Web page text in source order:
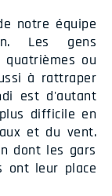
notre équipe
Les gens
ou
à rattraper
est d'autant
difficile en
et du vent.
dont les gars
ont leur place